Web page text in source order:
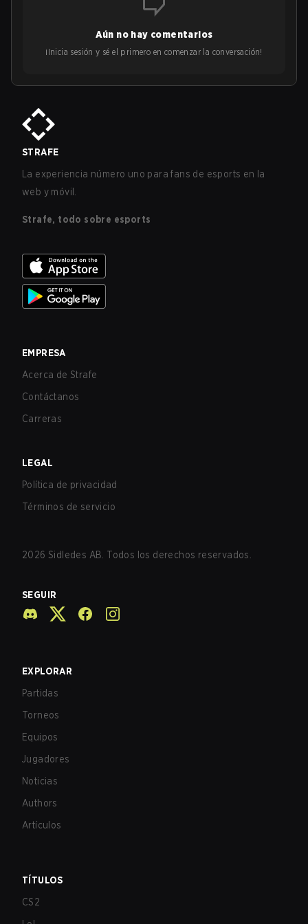
Aún no hay comentarios
¡Inicia sesión y sé el primero en comenzar la conversación!
STRAFE
La experiencia número uno para fans de esports en la
web y móvil.
Strafe, todo sobre esports
EMPRESA
Acerca de Strafe
Contáctanos
Carreras
LEGAL
Política de privacidad
Términos de servicio
2026 Sidledes AB. Todos los derechos reservados.
SEGUIR
EXPLORAR
Partidas
Torneos
Equipos
Jugadores
Noticias
Authors
Artículos
TÍTULOS
CS2